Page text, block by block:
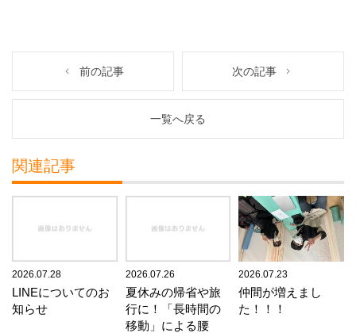
前の記事 次の記事
一覧へ戻る
関連記事
2026.07.28
LINEについてのお
知らせ
2026.07.26
夏休みの帰省や旅
行に！「長時間の
移動」による腰
2026.07.23
仲間が増えまし
た！！！